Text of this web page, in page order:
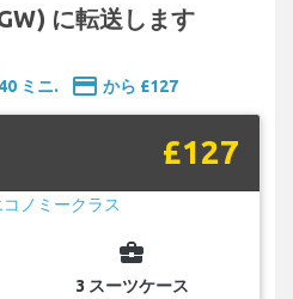
に転送します
40 ミニ. payment から £127
£127
business_center
3 スーツケース